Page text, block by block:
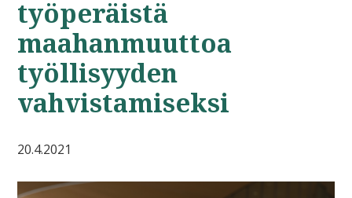
työperäistä
maahanmuuttoa
työllisyyden
vahvistamiseksi
20.4.2021